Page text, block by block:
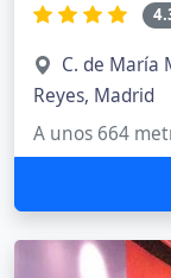
C. de María
Reyes, Madrid
A unos 664